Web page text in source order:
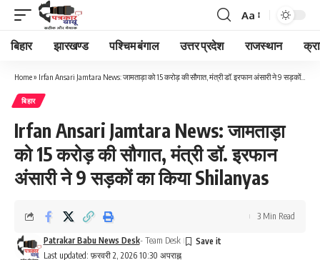
Font
Resizer
Aa
बिहार झारखण्ड पश्चिम बंगाल उत्तर प्रदेश राजस्थान
Home» Irfan Ansari Jamtara News: जामताड़ा को 15 करोड़ की सौगात, मंत्री डॉ. इरफान अंसारी ने 9 सड़कों का किया Shilanyas
बिहार
Irfan Ansari Jamtara News: जामताड़ा
को 15 करोड़ की सौगात, मंत्री डॉ. इरफान
अंसारी ने 9 सड़कों का किया Shilanyas
Last updated: फ़रवरी 2, 2026 10:30 अपराह्न
Patrakar Babu News Desk- Team Desk
3 Min Read